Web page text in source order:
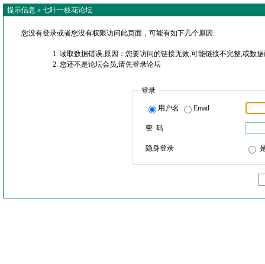
提示信息 » 七叶一枝花论坛
您没有登录或者您没有权限访问此页面，可能有如下几个原因:
读取数据错误,原因：您要访问的链接无效,可能链接不完整,或数
您还不是论坛会员,请先登录论坛
登录
用户名 Email
密 码
隐身登录